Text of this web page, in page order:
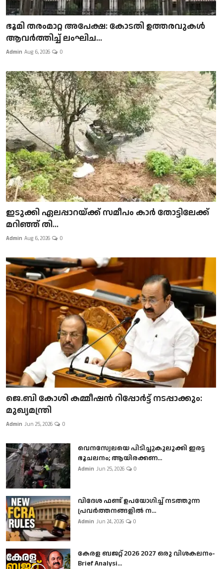
ഭൂമി തരംമാറ്റ അപേക്ഷ: കോടതി ഉത്തരവുകൾ
ആവർത്തിച്ച് ലംഘിച...
Admin Aug 6, 2026 0
ഇടുക്കി ഏലപ്പാറയ്ക്ക് സമീപം കാർ തോട്ടിലേക്ക്
മറിഞ്ഞ് തി...
Admin Aug 6, 2026 0
ജെ.ബി കോശി കമ്മീഷൻ റിപ്പോർട്ട് നടപ്പാക്കും:
മുഖ്യമന്ത്രി
Admin Jun 25, 2026 0
വെനസ്വേലയെ പിടിച്ചുകുലുക്കി ഇരട്ട
ഭൂചലനം; ആയിരക്കണ...
Admin Jun 25, 2026 0
വിദേശ ഫണ്ട് ഉപയോഗിച്ച് നടത്തുന്ന
പ്രവർത്തനങ്ങളിൽ ന...
Admin Jun 24, 2026 0
കേരള ബജറ്റ് 2026 2027 ഒരു വിശകലനം-
Brief Analysi...